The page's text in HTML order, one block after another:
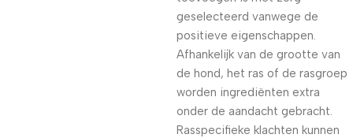
geselecteerd vanwege de
positieve eigenschappen.
Afhankelijk van de grootte van
de hond, het ras of de rasgroep
worden ingrediënten extra
onder de aandacht gebracht.
Rasspecifieke klachten kunnen